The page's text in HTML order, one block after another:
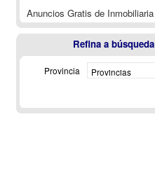
Anuncios Gratis de Inmobiliaria
Refina a búsqueda
Provincia Provincias